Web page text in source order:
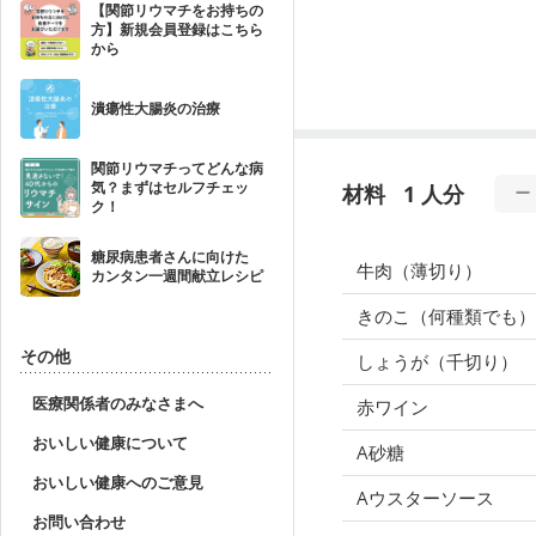
【関節リウマチをお持ちの
方】新規会員登録はこちら
から
潰瘍性大腸炎の治療
関節リウマチってどんな病
気？まずはセルフチェッ
ク！
糖尿病患者さんに向けた
カンタン一週間献立レシピ
その他
医療関係者のみなさまへ
おいしい健康について
おいしい健康へのご意見
お問い合わせ
材料 1 人分
牛肉（薄切り）
きのこ（何種類でも）
しょうが（千切り）
赤ワイン
A砂糖
Aウスターソース